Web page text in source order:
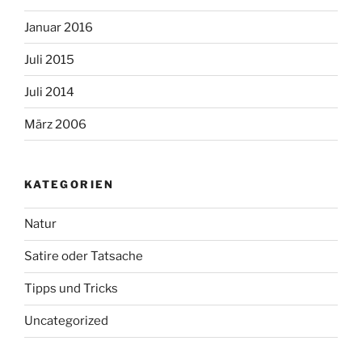
Januar 2016
Juli 2015
Juli 2014
März 2006
KATEGORIEN
Natur
Satire oder Tatsache
Tipps und Tricks
Uncategorized